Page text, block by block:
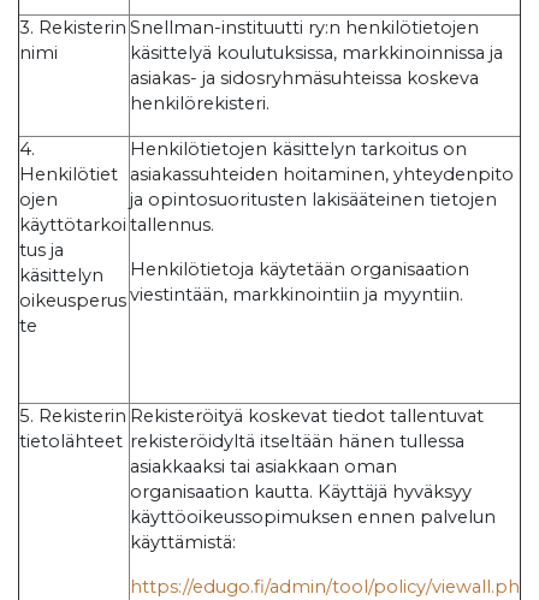
3. Rekisterin
nimi
Snellman-instituutti ry:n henkilötietojen
käsittelyä koulutuksissa, markkinoinnissa ja
asiakas- ja sidosryhmäsuhteissa koskeva
henkilörekisteri.
4.
Henkilötiet
ojen
käyttötarkoi
tus ja
käsittelyn
oikeusperus
te
Henkilötietojen käsittelyn tarkoitus on
asiakassuhteiden hoitaminen, yhteydenpito
ja opintosuoritusten lakisääteinen tietojen
tallennus.
Henkilötietoja käytetään organisaation
viestintään, markkinointiin ja myyntiin.
5. Rekisterin
tietolähteet
Rekisteröityä koskevat tiedot tallentuvat
rekisteröidyltä itseltään hänen tullessa
asiakkaaksi tai asiakkaan oman
organisaation kautta. Käyttäjä hyväksyy
käyttöoikeussopimuksen ennen palvelun
käyttämistä:
https://edugo.fi/admin/tool/policy/viewall.ph